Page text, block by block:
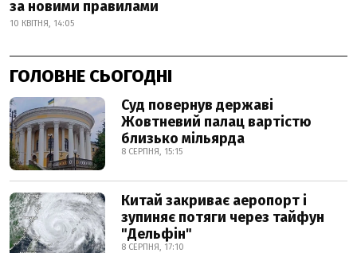
за новими правилами
10 КВІТНЯ, 14:05
ГОЛОВНЕ СЬОГОДНІ
Суд повернув державі
Жовтневий палац вартістю
близько мільярда
8 СЕРПНЯ, 15:15
Китай закриває аеропорт і
зупиняє потяги через тайфун
"Дельфін"
8 СЕРПНЯ, 17:10